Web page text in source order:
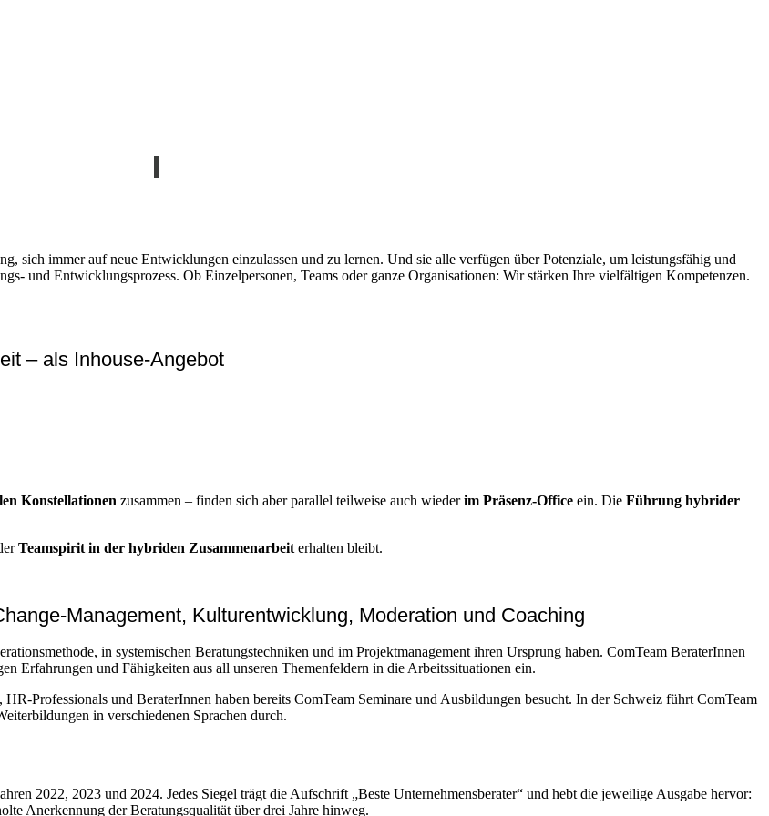
sich immer auf neue Entwicklungen einzulassen und zu lernen. Und sie alle verfügen über Potenziale, um leistungsfähig und
und Entwicklungsprozess. Ob Einzelpersonen, Teams oder ganze Organisationen: Wir stärken Ihre vielfältigen Kompetenzen.
– als Inhouse-Angebot
Konstellationen zusammen – finden sich aber parallel teilweise auch wiederim Präsenz-Office ein. Die Führung hybrider
Teamspirit in der hybriden Zusammenarbeit erhalten bleibt.
Management, Kulturentwicklung, Moderation und Coaching
in systemischen Beratungstechniken und im Projektmanagement ihren Ursprung haben. ComTeam BeraterInnen
Erfahrungen und Fähigkeiten aus all unseren Themenfeldern in die Arbeitssituationen ein.
Professionals und BeraterInnen haben bereits ComTeam Seminare und Ausbildungen besucht. In der Schweiz führt ComTeam
in verschiedenen Sprachen durch.